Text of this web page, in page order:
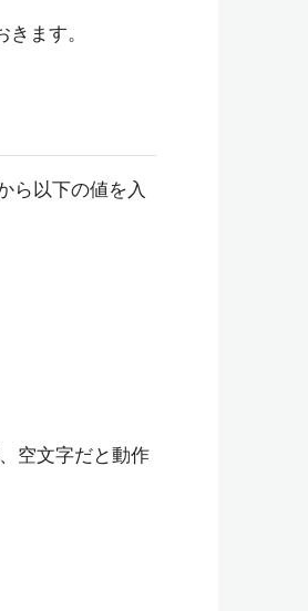
ます。
ら以下の値を入
空文字だと動作